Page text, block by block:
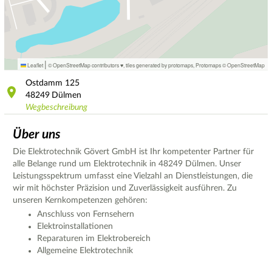
Leaflet | © OpenStreetMap contributors ♥, tiles generated by protomaps Protomaps©OpenStreetMap
Ostdamm 125
48249 Dülmen
Wegbeschreibung
Über uns
Die Elektrotechnik Gövert GmbH ist Ihr kompetenter Partner für
alle Belange rund um Elektrotechnik in 48249 Dülmen. Unser
Leistungsspektrum umfasst eine Vielzahl an Dienstleistungen, die
wir mit höchster Präzision und Zuverlässigkeit ausführen. Zu
unseren Kernkompetenzen gehören:
Anschluss von Fernsehern
Elektroinstallationen
Reparaturen im Elektrobereich
Allgemeine Elektrotechnik